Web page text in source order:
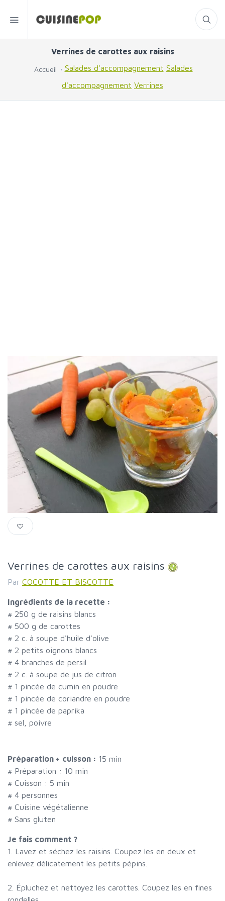
Verrines de carottes aux raisins
Accueil Salades d'accompagnement Salades
d'accompagnement Verrines
Verrines de carottes aux raisins
Par COCOTTE ET BISCOTTE
Ingrédients de la recette :
# 250 g de raisins blancs
# 500 g de carottes
# 2 c. à soupe d'huile d'olive
# 2 petits oignons blancs
# 4 branches de persil
# 2 c. à soupe de jus de citron
# 1 pincée de cumin en poudre
# 1 pincée de coriandre en poudre
# 1 pincée de paprika
# sel, poivre
Préparation + cuisson : 15 min
# Préparation : 10 min
# Cuisson : 5 min
# 4 personnes
# Cuisine végétalienne
# Sans gluten
Je fais comment ?
1. Lavez et séchez les raisins. Coupez les en deux et
enlevez délicatement les petits pépins.
2. Épluchez et nettoyez les carottes. Coupez les en fines